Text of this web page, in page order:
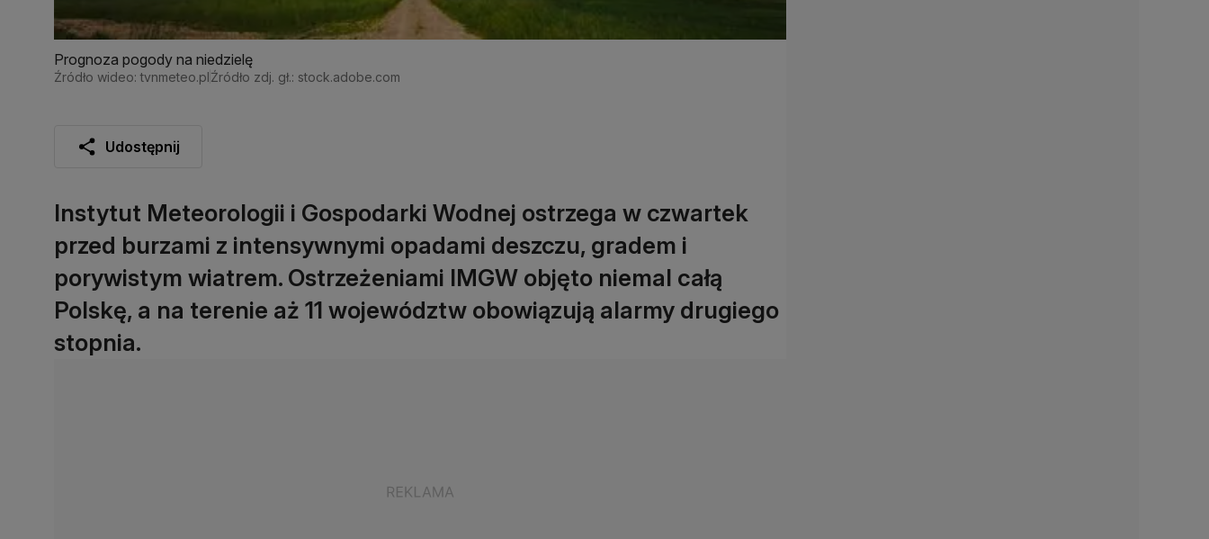
Prognoza pogody na niedzielę
Źródło wideo: tvnmeteo.plŹródło zdj. gł.: stock.adobe.com
Udostępnij
Instytut Meteorologii i Gospodarki Wodnej ostrzega w czwartek
przed burzami z intensywnymi opadami deszczu, gradem i
porywistym wiatrem. Ostrzeżeniami IMGW objęto niemal całą
Polskę, a na terenie aż 11 województw obowiązują alarmy drugiego
stopnia.